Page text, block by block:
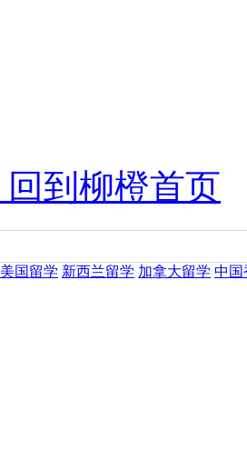
回到柳橙首页
美国留学 新西兰留学 加拿大留学 中国